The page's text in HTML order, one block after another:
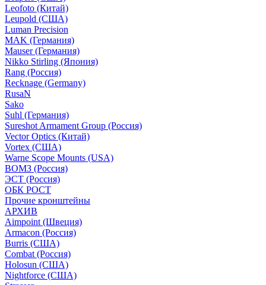
Leofoto (Китай)
Leupold (США)
Luman Precision
MAK (Германия)
Mauser (Германия)
Nikko Stirling (Япония)
Rang (Россия)
Recknage (Germany)
RusaN
Sako
Suhl (Германия)
Sureshot Armament Group (Россия)
Vector Optics (Китай)
Vortex (США)
Warne Scope Mounts (USA)
ВОМЗ (Россия)
ЭСТ (Россия)
ОБК РОСТ
Прочие кронштейны
АРХИВ
Aimpoint (Швеция)
Armacon (Россия)
Burris (США)
Combat (Россия)
Holosun (США)
Nightforce (США)